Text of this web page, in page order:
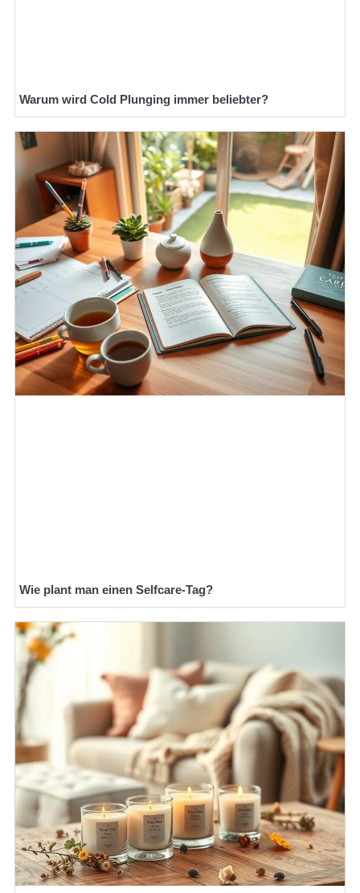
Warum wird Cold Plunging immer beliebter?
Wie plant man einen Selfcare-Tag?